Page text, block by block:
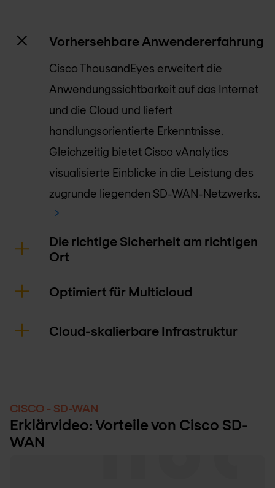
Vorhersehbare Anwendererfahrung
Cisco ThousandEyes erweitert die
Anwendungs­sichtbarkeit auf das Internet
und die Cloud und liefert
handlungsorientierte Erkenntnisse.
Gleichzeitig bietet Cisco vAnalytics
visualisierte Einblicke in die Leistung des
zugrunde liegenden SD-WAN-Netzwerks.
Die richtige Sicherheit am richtigen
Ort
Optimiert für Multicloud
Cloud-skalierbare Infrastruktur
CISCO - SD-WAN
Erklärvideo: Vorteile von Cisco SD-
WAN